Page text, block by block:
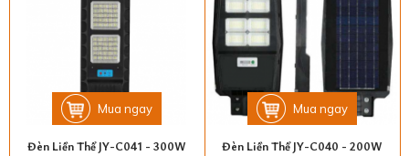
Mua ngay
Đèn Liền Thể JY-C041 - 300W
Mua ngay
Đèn Liền Thể JY-C040 - 200W